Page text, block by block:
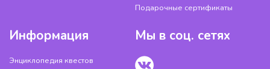
Подарочные сертификаты
Информация
Энциклопедия квестов
Мы в соц. сетях